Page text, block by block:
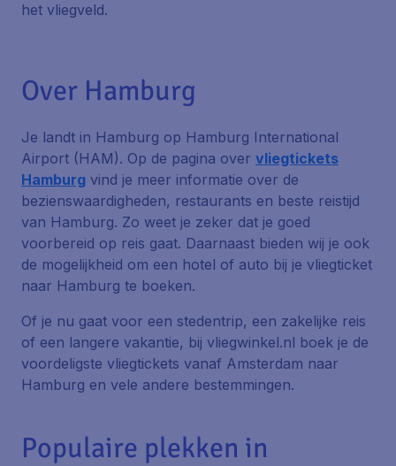
het vliegveld.
Over Hamburg
Je landt in Hamburg op Hamburg International
Airport (HAM). Op de pagina over vliegtickets
Hamburg vind je meer informatie over de
bezienswaardigheden, restaurants en beste reistijd
van Hamburg. Zo weet je zeker dat je goed
voorbereid op reis gaat. Daarnaast bieden wij je ook
de mogelijkheid om een hotel of auto bij je vliegticket
naar Hamburg te boeken.
Of je nu gaat voor een stedentrip, een zakelijke reis
of een langere vakantie, bij vliegwinkel.nl boek je de
voordeligste vliegtickets vanaf Amsterdam naar
Hamburg en vele andere bestemmingen.
Populaire plekken in